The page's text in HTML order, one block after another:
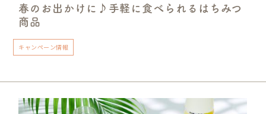
春のお出かけに♪手軽に食べられるはちみつ
商品
キャンペーン情報